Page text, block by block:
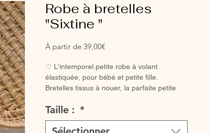
Robe à bretelles
"Sixtine "
À partir de 39,00€Prix
♡ L'intemporel petite robe à volant
élastiquée, pour bébé et petite fille.
Bretelles tissus à nouer, la parfaite petite
♡ Robe entièrement réalisée à la main.
Taille : *